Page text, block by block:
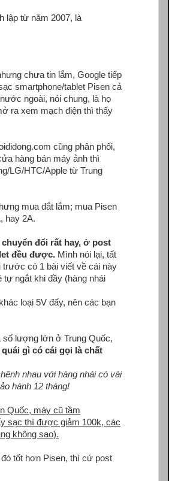
lập từ năm 2007, là
chưa tin lắm, Google tiếp
smartphone/tablet Pisen cả
ngoài, nói chung, là họ
ra xem mạch điện thì thấy
cũng phân phối,
hàng bán máy ảnh thì
LG/HTC/Apple từ Trung
mua đắt lắm; mua Pisen
hay 2A.
đổi rất hay, ở post
đều được. Mình nói lại, tất
trước có 1 bài viết về cái này
tự ngắt khi đầy (hàng nhái
loại 5V đấy, nên các bạn
số lượng lớn ở Trung Quốc,
gì có cái gọi là chất
nhau với hàng nhái có vài
hành 12 tháng!
Quốc, máy cũ tầm
sạc thì được giảm 100k, các
không sao).
tốt hơn Pisen, thì cứ post